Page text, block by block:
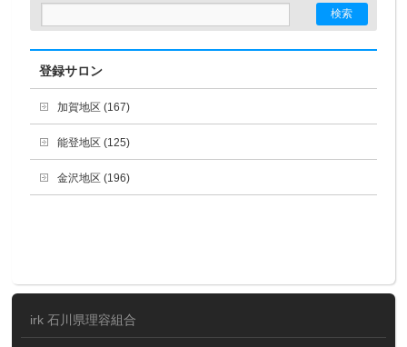
登録サロン
加賀地区 (167)
能登地区 (125)
金沢地区 (196)
irk 石川県理容組合